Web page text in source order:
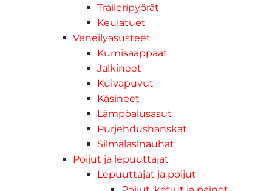
Traileripyörät
Keulatuet
Veneilyasusteet
Kumisaappaat
Jalkineet
Kuivapuvut
Käsineet
Lämpöalusasut
Purjehdushanskat
Silmälasinauhat
Poijut ja lepuuttajat
Lepuuttajat ja poijut